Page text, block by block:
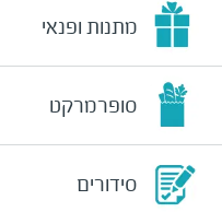
מתנות ופנאי
סופרמרקט
סידורים